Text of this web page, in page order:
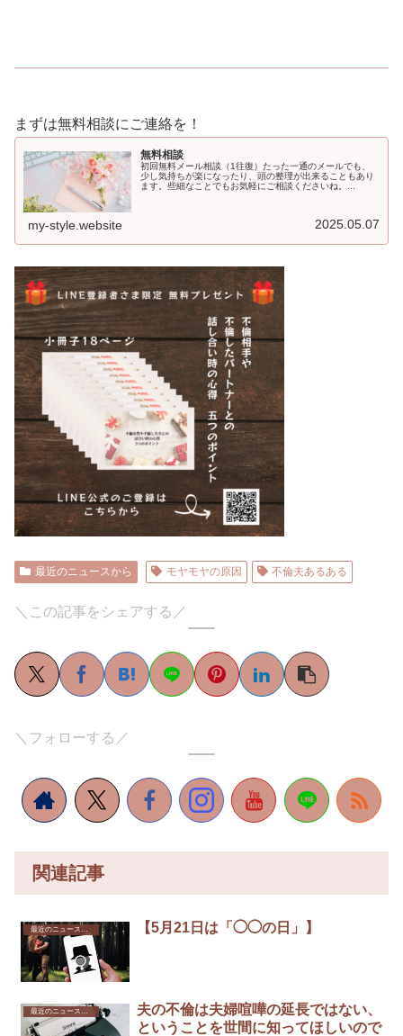
まずは無料相談にご連絡を！
無料相談
初回無料メール相談（1往復）たった一通のメールでも、
少し気持ちが楽になったり、頭の整理が出来ることもあり
ます。些細なことでもお気軽にご相談くださいね。...
my-style.website 2025.05.07
最近のニュースから モヤモヤの原因 不倫夫あるある
＼この記事をシェアする／
＼フォローする／
関連記事
【5月21日は「◯◯の日」】
夫の不倫は夫婦喧嘩の延長ではない、
ということを世間に知ってほしいので